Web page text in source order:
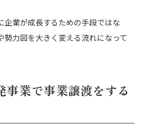
企業が成長するための手段ではな
勢力図を大きく変える流れになって
事業で事業譲渡をする